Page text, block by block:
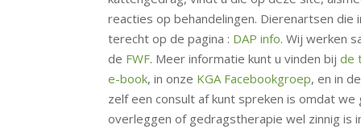
reacties op behandelingen. Dierenartsen die
terecht op de pagina : DAP info. Wij werken
de FWF. Meer informatie kunt u vinden bijde
e-book, in onze KGA Facebookgroep, en in
zelf een consult af kunt spreken is omdat
overleggen of gedragstherapie wel zinnig is